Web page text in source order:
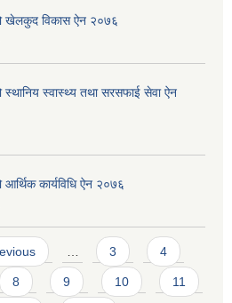
खेलकुद विकास ऐन २०७६
स्थानिय स्वास्थ्य तथा सरसफाई सेवा ऐन
आर्थिक कार्यविधि ऐन २०७६
3 4
8 9 10 11